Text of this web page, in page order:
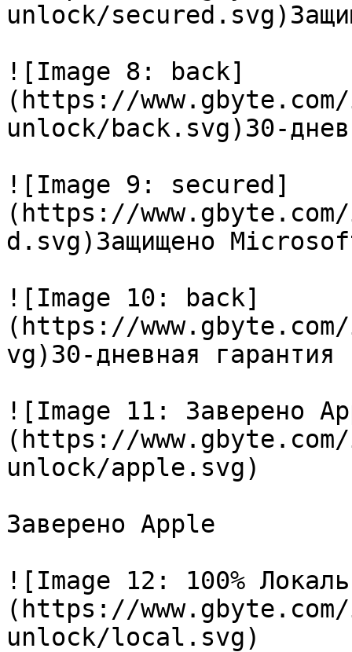
unlock/
![Image 8: back]
(https://
unlock/back.svg)30-
![Image 9: secured]
(https://
d.svg)Защищено
![Image 10: back]
(https://
vg)30-дневная гарантия
![Image 11: Заверено
(https://
unlock/apple.svg)
Заверено Apple
![Image 12: 100%
(https://
unlock/local.svg)